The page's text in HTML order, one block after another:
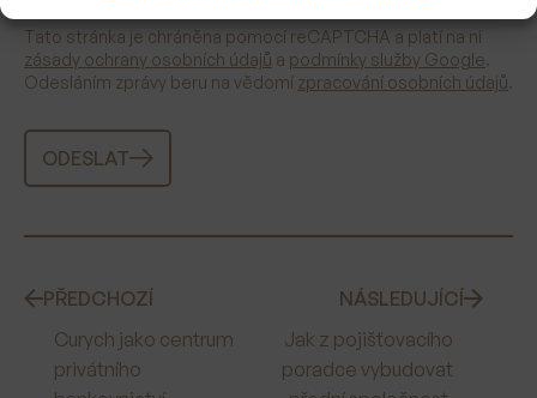
Tato stránka je chráněna pomocí reCAPTCHA a platí na ni
zásady ochrany osobních údajů a podmínky služby Google.
Odesláním zprávy beru na vědomí zpracování osobních údajů.
ODESLAT
PŘEDCHOZÍ
Curych jako centrum
privátního
NÁSLEDUJÍCÍ
Jak z pojišťovacího
poradce vybudovat